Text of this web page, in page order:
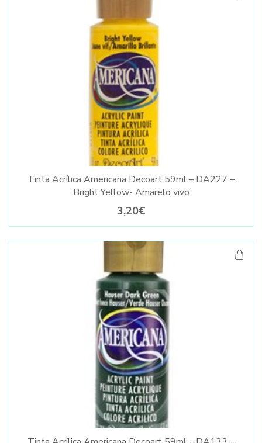
Tinta Acrílica Americana Decoart 59ml – DA227 –
Bright Yellow- Amarelo vivo
3,20€